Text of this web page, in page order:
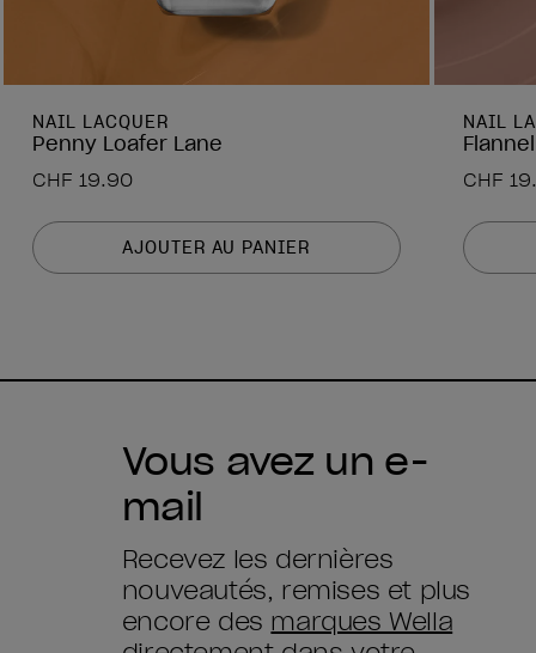
NAIL LACQUER
Penny Loafer Lane
CHF 19.90
AJOUTER AU PANIER
NAIL
CHF
Vous avez un e-
mail
Recevez les dernières
nouveautés, remises et plus
encore des marques Wella